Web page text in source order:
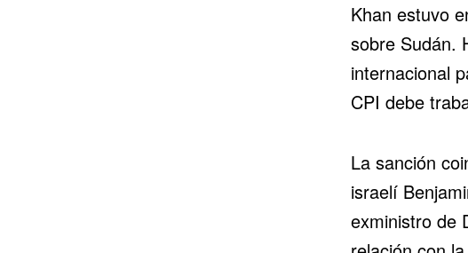
Khan estuvo
sobre Sudán.
internacional
CPI debe
La sanción
israelí
exministro de